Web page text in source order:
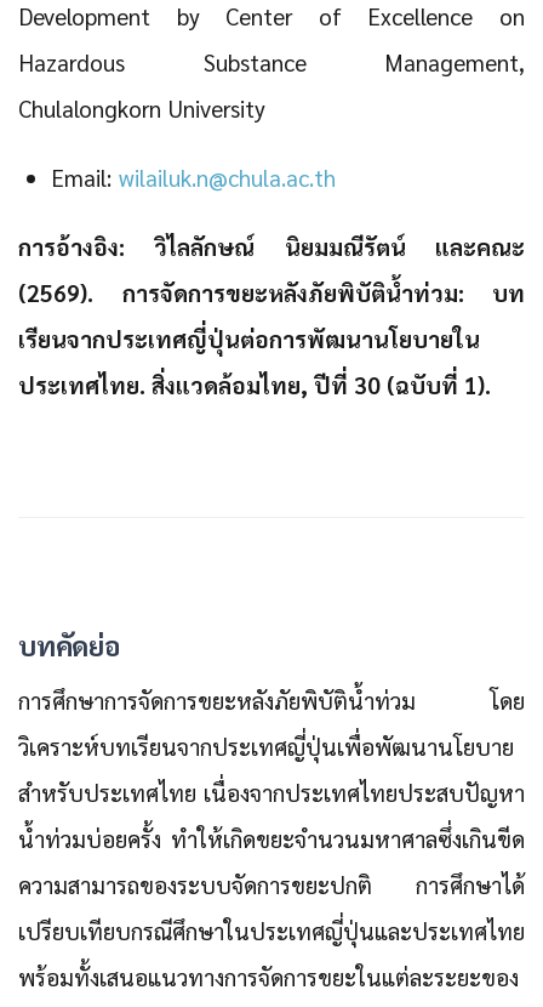
Development by Center of Excellence on
Hazardous Substance Management,
Chulalongkorn University
Email: wilailuk.n@chula.ac.th
การอ้างอิง: วิไลลักษณ์ นิยมมณีรัตน์ และคณะ
(2569). การจัดการขยะหลังภัยพิบัติน้ำท่วม: บท
เรียนจากประเทศญี่ปุ่นต่อการพัฒนานโยบายใน
ประเทศไทย. สิ่งแวดล้อมไทย, ปีที่ 30 (ฉบับที่ 1).
บทคัดย่อ
การศึกษาการจัดการขยะหลังภัยพิบัติน้ำท่วม โดย
วิเคราะห์บทเรียนจากประเทศญี่ปุ่นเพื่อพัฒนานโยบาย
สำหรับประเทศไทย เนื่องจากประเทศไทยประสบปัญหา
น้ำท่วมบ่อยครั้ง ทำให้เกิดขยะจำนวนมหาศาลซึ่งเกินขีด
ความสามารถของระบบจัดการขยะปกติ การศึกษาได้
เปรียบเทียบกรณีศึกษาในประเทศญี่ปุ่นและประเทศไทย
พร้อมทั้งเสนอแนวทางการจัดการขยะในแต่ละระยะของ